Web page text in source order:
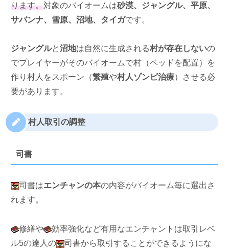
ります。対象のバイオームは砂漠、ジャングル、平原、
サバンナ、雪原、沼地、タイガです。
ジャングルと沼地は自然に生成される村が存在しないの
でプレイヤーがそのバイオームで村（ベッドを配置）を
作り村人をスポーン（繁殖や村人ゾンビ治療）させる必
要があります。
村人取引の調整
司書
司書はエンチャンの本の内容がバイオーム毎に選出さ
れます。
修繕や
効率強化など有用なエンチャントは取引レベ
ル5の達人の
司書から取引することができるようにな